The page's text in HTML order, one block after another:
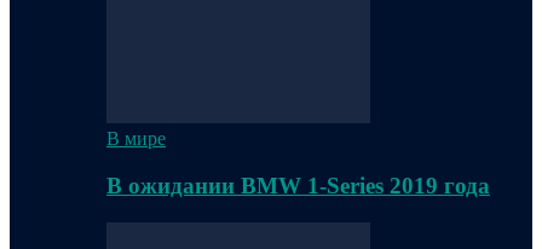
В мире
В ожидании BMW 1-Series 2019 года